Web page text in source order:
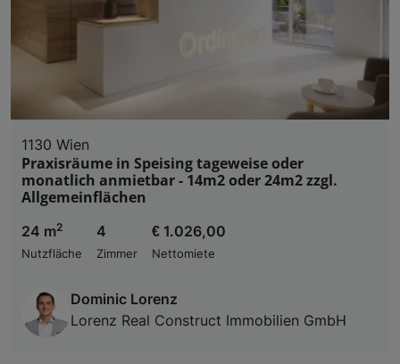
1130 Wien
Praxisräume in Speising tageweise oder
monatlich anmietbar - 14m2 oder 24m2 zzgl.
Allgemeinflächen
24 m2
Nutzfläche
4
Zimmer
€ 1.026,00
Nettomiete
Dominic Lorenz
Lorenz Real Construct Immobilien GmbH